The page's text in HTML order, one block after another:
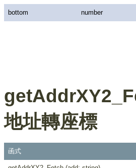
bottom number
地址轉座標
函式